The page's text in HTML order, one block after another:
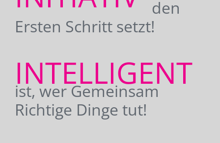
den
Ersten Schritt setzt!
INTELLIGENT
ist, wer Gemeinsam
Richtige Dinge tut!